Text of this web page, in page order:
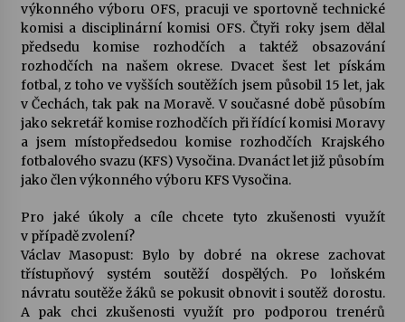
Vysočinka
17. 7. 2026
Ozvěny prázdnin
14. 7. 2026
Za kulturou kousek za Humpolec. V Želivě ožije
13. 7. 2026
Varhanní recitál Michala Novenka v Klášteře
Želiv
3. 7. 2026
výkonného výboru OFS, pracuji ve sportovně technické
komisi a disciplinární komisi OFS. Čtyři roky jsem dělal
předsedu komise rozhodčích a taktéž obsazování
rozhodčích na našem okrese. Dvacet šest let pískám
fotbal, z toho ve vyšších soutěžích jsem působil 15 let, jak
v Čechách, tak pak na Moravě. V současné době působím
jako sekretář komise rozhodčích při řídící komisi Moravy
a jsem místopředsedou komise rozhodčích Krajského
fotbalového svazu (KFS) Vysočina. Dvanáct let již působím
jako člen výkonného výboru KFS Vysočina.
Pro jaké úkoly a cíle chcete tyto zkušenosti využít
v případě zvolení?
Václav Masopust: Bylo by dobré na okrese zachovat
třístupňový systém soutěží dospělých. Po loňském
návratu soutěže žáků se pokusit obnovit i soutěž dorostu.
A pak chci zkušenosti využít pro podporou trenérů